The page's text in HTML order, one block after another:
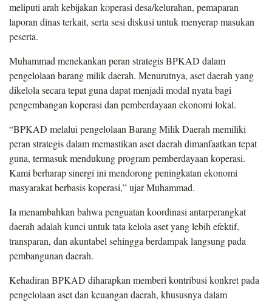
meliputi arah kebijakan koperasi desa/kelurahan, pemaparan
laporan dinas terkait, serta sesi diskusi untuk menyerap masukan
peserta.
Muhammad menekankan peran strategis BPKAD dalam
pengelolaan barang milik daerah. Menurutnya, aset daerah yang
dikelola secara tepat guna dapat menjadi modal nyata bagi
pengembangan koperasi dan pemberdayaan ekonomi lokal.
“BPKAD melalui pengelolaan Barang Milik Daerah memiliki
peran strategis dalam memastikan aset daerah dimanfaatkan tepat
guna, termasuk mendukung program pemberdayaan koperasi.
Kami berharap sinergi ini mendorong peningkatan ekonomi
masyarakat berbasis koperasi,” ujar Muhammad.
Ia menambahkan bahwa penguatan koordinasi antarperangkat
daerah adalah kunci untuk tata kelola aset yang lebih efektif,
transparan, dan akuntabel sehingga berdampak langsung pada
pembangunan daerah.
Kehadiran BPKAD diharapkan memberi kontribusi konkret pada
pengelolaan aset dan keuangan daerah, khususnya dalam